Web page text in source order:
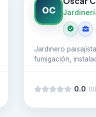
OC
Jardinero
fumigación,
0.0 (0)